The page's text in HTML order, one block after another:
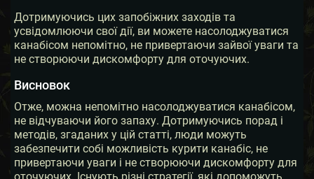
Дотримуючись цих запобіжних заходів та
усвідомлюючи свої дії, ви можете насолоджуватися
канабісом непомітно, не привертаючи зайвої уваги та
не створюючи дискомфорту для оточуючих.
Висновок
Отже, можна непомітно насолоджуватися канабісом,
не відчуваючи його запаху. Дотримуючись порад і
методів, згаданих у цій статті, люди можуть
забезпечити собі можливість курити канабіс, не
привертаючи уваги і не створюючи дискомфорту для